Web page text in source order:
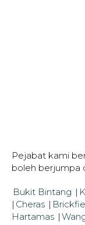
Pejabat kami
boleh berjumpa
Bukit Bintang |
| Cheras |
Hartamas |